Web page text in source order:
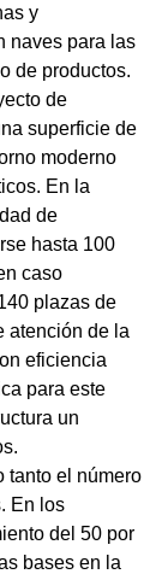
y
naves para las
de productos.
de
superficie de
moderno
En la
de
hasta 100
caso
plazas de
atención de la
eficiencia
para este
un
tanto el número
En los
del 50 por
bases en la